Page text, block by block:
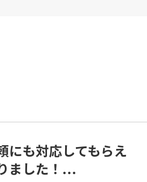
にも対応してもらえ
ました！...